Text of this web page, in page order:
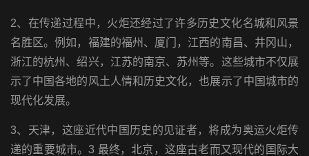
2、在传递过程中，火炬还经过了许多历史文化名城和风景
名胜区。例如，福建的福州、厦门，江西的南昌、井冈山，
浙江的杭州、绍兴，江苏的南京、苏州等。这些城市不仅展
示了中国各地的风土人情和历史文化，也展示了中国城市的
现代化发展。
3、天津，这座近代中国历史的见证者，将成为奥运火炬传
递的重要城市。3 最终，北京，这座古老而又现代的国际大